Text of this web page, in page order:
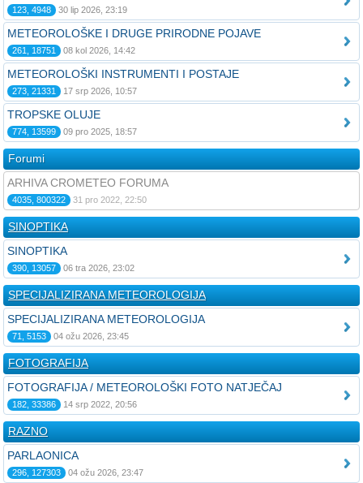
123, 4948 30 lip 2026, 23:19
METEOROLOŠKE I DRUGE PRIRODNE POJAVE
261, 18751 08 kol 2026, 14:42
METEOROLOŠKI INSTRUMENTI I POSTAJE
273, 21331 17 srp 2026, 10:57
TROPSKE OLUJE
774, 13599 09 pro 2025, 18:57
Forumi
ARHIVA CROMETEO FORUMA
4035, 800322 31 pro 2022, 22:50
SINOPTIKA
SINOPTIKA
390, 13057 06 tra 2026, 23:02
SPECIJALIZIRANA METEOROLOGIJA
SPECIJALIZIRANA METEOROLOGIJA
71, 5153 04 ožu 2026, 23:45
FOTOGRAFIJA
FOTOGRAFIJA / METEOROLOŠKI FOTO NATJEČAJ
182, 33386 14 srp 2022, 20:56
RAZNO
PARLAONICA
296, 127303 04 ožu 2026, 23:47